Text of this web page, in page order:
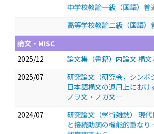
中学校教諭一級（国語）普
高等学校教諭二級（国語）
論文・MISC
2025/12
論文集（書籍）内論文 構
2025/07
研究論文（研究会，シンポ
日本語構文の運用上にお
ノヲ文・ノガ文―
2024/07
研究論文（学術雑誌） 現
と接続助詞の機能的重なり